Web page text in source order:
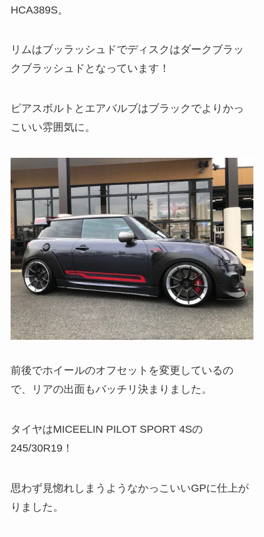
HCA389S。
リムはブッラッシュドでディスクはダークブラッ
クブラッシュドとなっています！
ピアスボルトとエアバルブはブラックでよりかっ
こいい雰囲気に。
前後でホイールのオフセットを変更しているの
で、リアの出面もバッチリ決まりました。
タイヤはMICEELIN PILOT SPORT 4Sの
245/30R19！
思わず見惚れしまうようなかっこいいGPに仕上が
りました。